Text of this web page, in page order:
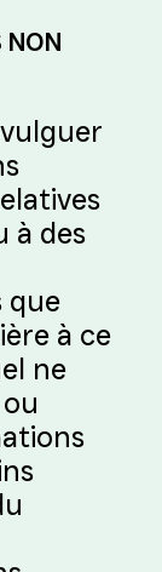
NON
à des
que
à ce
ne